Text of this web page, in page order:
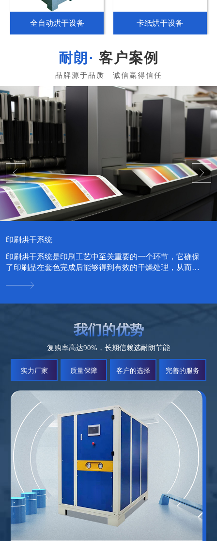
全自动烘干设备 卡纸烘干设备
客户案例
印刷烘干系统
印刷烘干系统是印刷工艺中至关重要的一个环节，它确保
了印刷品在套色完成后能够得到有效的干燥处理，从而提
我们的优势
复购率高达90%，长期信赖选耐朗节能
实力厂家 质量保障 客户的选择 完善的服务